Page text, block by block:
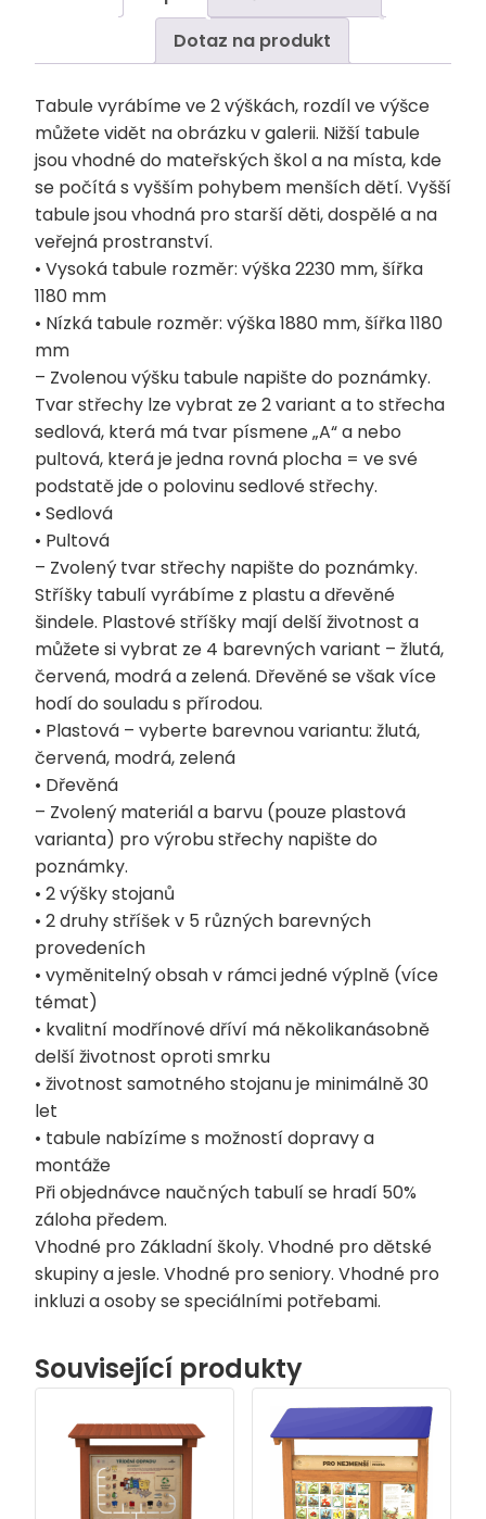
Dotaz na produkt
Tabule vyrábíme ve 2 výškách, rozdíl ve výšce
můžete vidět na obrázku v galerii. Nižší tabule
jsou vhodné do mateřských škol a na místa, kde
se počítá s vyšším pohybem menších dětí. Vyšší
tabule jsou vhodná pro starší děti, dospělé a na
veřejná prostranství.
• Vysoká tabule rozměr: výška 2230 mm, šířka
1180 mm
• Nízká tabule rozměr: výška 1880 mm, šířka 1180
mm
– Zvolenou výšku tabule napište do poznámky.
Tvar střechy lze vybrat ze 2 variant a to střecha
sedlová, která má tvar písmene „A“ a nebo
pultová, která je jedna rovná plocha = ve své
podstatě jde o polovinu sedlové střechy.
• Sedlová
• Pultová
– Zvolený tvar střechy napište do poznámky.
Stříšky tabulí vyrábíme z plastu a dřevěné
šindele. Plastové stříšky mají delší životnost a
můžete si vybrat ze 4 barevných variant – žlutá,
červená, modrá a zelená. Dřevěné se však více
hodí do souladu s přírodou.
• Plastová – vyberte barevnou variantu: žlutá,
červená, modrá, zelená
• Dřevěná
– Zvolený materiál a barvu (pouze plastová
varianta) pro výrobu střechy napište do
poznámky.
• 2 výšky stojanů
• 2 druhy stříšek v 5 různých barevných
provedeních
• vyměnitelný obsah v rámci jedné výplně (více
témat)
• kvalitní modřínové dříví má několikanásobně
delší životnost oproti smrku
• životnost samotného stojanu je minimálně 30
let
• tabule nabízíme s možností dopravy a
montáže
Při objednávce naučných tabulí se hradí 50%
záloha předem.
Vhodné pro Základní školy. Vhodné pro dětské
skupiny a jesle. Vhodné pro seniory. Vhodné pro
inkluzi a osoby se speciálními potřebami.
Související produkty